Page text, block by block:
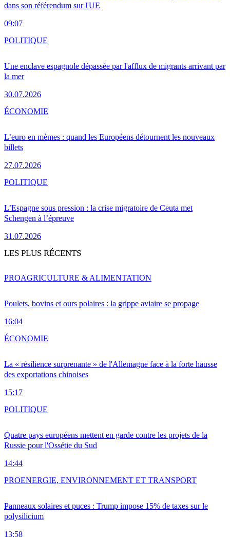
dans son référendum sur l'UE
09:07
Une enclave espagnole dépassée par l'afflux de migrants arrivant par
la mer
30.07.2026
POLITIQUE
L’euro en mèmes : quand les Européens détournent les nouveaux
billets
27.07.2026
ÉCONOMIE
L’Espagne sous pression : la crise migratoire de Ceuta met
Schengen à l’épreuve
31.07.2026
POLITIQUE
LES PLUS RÉCENTS
Poulets, bovins et ours polaires : la grippe aviaire se propage
16:04
PROAGRICULTURE & ALIMENTATION
La « résilience surprenante » de l'Allemagne face à la forte hausse
des exportations chinoises
15:17
ÉCONOMIE
Quatre pays européens mettent en garde contre les projets de la
Russie pour l'Ossétie du Sud
14:44
POLITIQUE
Panneaux solaires et puces : Trump impose 15% de taxes sur le
polysilicium
13:58
PROENERGIE, ENVIRONNEMENT ET TRANSPORT